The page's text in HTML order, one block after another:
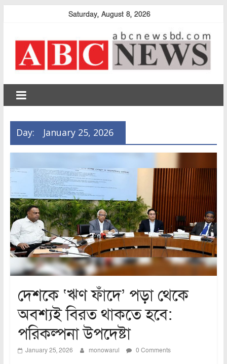
Saturday, August 8, 2026
abcnewsbd
Day: January 25, 2026
দেশকে ‘ঋণ ফাঁদে’ পড়া থেকে
অবশ্যই বিরত থাকতে হবে:
পরিকল্পনা উপদেষ্টা
January 25, 2026 monowarul 0 Comments